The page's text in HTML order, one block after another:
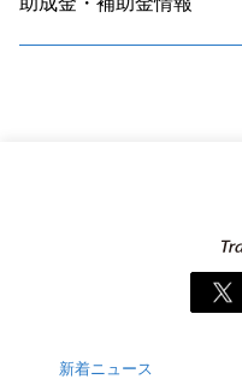
新着ニュース